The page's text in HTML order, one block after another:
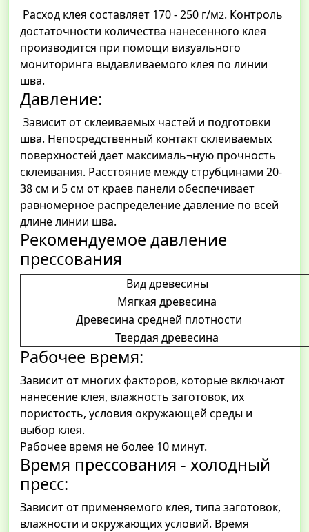
Расход клея составляет 170 - 250 г/м2. Контроль
достаточности количества нанесенного клея
производится при помощи визуального
мониторинга выдавливаемого клея по линии
шва.
Давление:
Зависит от склеиваемых частей и подготовки
шва. Непосредственный контакт склеиваемых
поверхностей дает максималь¬ную прочность
склеивания. Расстояние между струбцинами 20-
38 см и 5 см от краев панели обеспечивает
равномерное распределение давление по всей
длине линии шва.
Рекомендуемое давление
прессования
Вид древесины
Мягкая древесина
Древесина средней плотности
Твердая древесина
Рабочее время:
Зависит от многих факторов, которые включают
нанесение клея, влажность заготовок, их
пористость, условия окружающей среды и
выбор клея.
Рабочее время не более 10 минут.
Время прессования - холодный
пресс:
Зависит от применяемого клея, типа заготовок,
влажности и окружающих условий. Время